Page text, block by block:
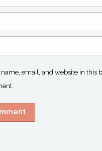
name, email, and website in this